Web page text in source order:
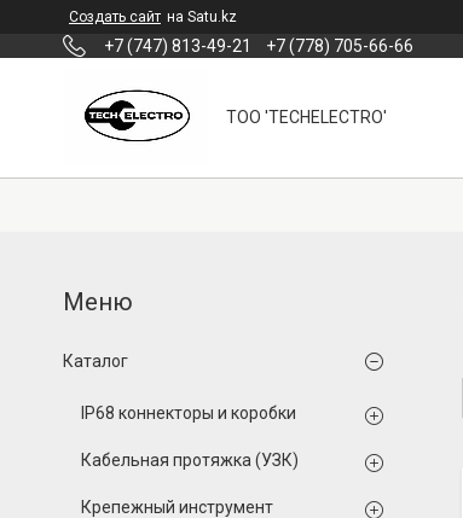
Создать сайт на Satu.kz
+7 (747) 813-49-21 +7 (778) 705-66-66
ТОО 'TECHELECTRO'
Каталог
IP68 коннекторы и коробки
Кабельная протяжка (УЗК)
Крепежный инструмент